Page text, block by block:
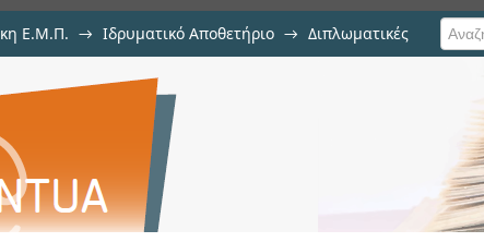
Ε.Μ.Π. → Ιδρυματικό Αποθετήριο → Διπλωματικές
των μέσων κοινωνικής